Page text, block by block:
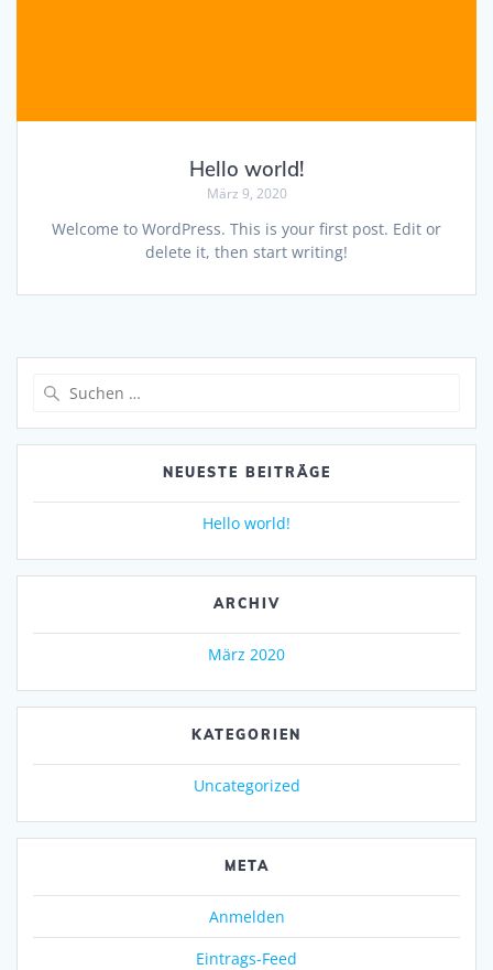
Hello world!
März 9, 2020
Welcome to WordPress. This is your first post. Edit or
delete it, then start writing!
NEUESTE BEITRÄGE
Hello world!
ARCHIV
März 2020
KATEGORIEN
Uncategorized
META
Anmelden
Eintrags-Feed